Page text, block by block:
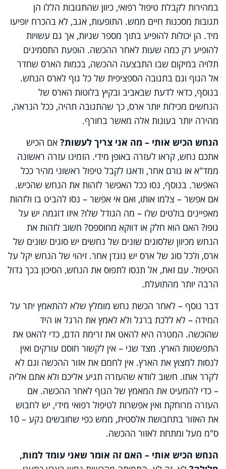
במהירות לקבלת טיפול רפואי, כיוון שהתגובות הללו הן
תגובות מסכנות חיים ממש. התופעות, אגב, לא בהכרח יופיעו
מיד. הן יכולות להופיע בתוך מספר שניות, אך גם עשויות
להופיע רק כמה שעות לאחר ההכשה. הופעת התסמינים
תלויה במיקום שבו התבצעה ההכשה, בכמות הארס שחדר
אל הגוף וגם בתגובה הספציפית של כל גוף לארס הנחש.
בנוסף, כדאי לדעת שבאביב ובקיץ בלוטות הארס של
הנחשים מכילות יותר ארס, כך שהתגובה תהיה, ככל הנראה,
מהירה יותר בעונות אלה מאשר בחורף.
הנחש הכיש אותי – מה אני צריך לעשות? אם הכיש
אתכם נחש, קראו לעזרה באופן מידי. הזמינו עזרה ראשונה
ממד"א או גורם אחר, ודאגו לקבל טיפול ראשוני מהיר ככל
האפשר. בנוסף, נסו ככל האפשר לזהות את הנחש שהכיש.
אם אפשר – צלמו אותו, ואם אי אפשר – נסו להביט בו ולזהות
מאפיינים בולטים שלו – מה הגודל שלו? איזו דוגמה יש על
גופו? האם הוא חלק או דווקא מחוספס? חשוב לזהות את
הנחש מכיוון שלסוגים שונים של נחשים יש סוגים שונים של
ארס, ולכל סוג של ארס יש נוגדן אחר. זיהוי של הנחש יקל על
הטיפול. עם זאת, אל תנסו לתפוס את הנחש, הסיכון בכך גדול
הרבה יותר מהתועלת.
דבר נוסף – לאחר הכשת נחש מומלץ שלא להתאמץ יתר על
המידה – לא ללכת ברגל ולא לאמץ את הרגל או היד
שהוכשה. המטרה היא להאט את זרימת הדם, כדי להאט את
התפשטות הארץ. מצד שני – אין לקשור חוסם עורקים ואין
לנסות למצוץ את הארץ. אין לחמם את אזור ההכשה וגם לא
לקרר אותו. חשוב לוודא שהעזרה תגיע אליכם ולא אתם אליה
– כדי להמעיט את המאמץ של הגוף לאחר ההכשה. אם
העזרה מרוחקת ואין אפשרות לטיפול רפואי מידי, יש לחבוש
את האזור בתחבושת אלסטית, ממש כפי שחובשים נקע – 10
ס"מ מעל ומתחת לאזור ההכשה.
הנחש הכיש אותי – האם זה אומר שאני עומד למות,